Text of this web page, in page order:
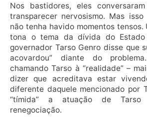
Nos bastidores, eles
transparecer nervosismo. Mas
não tenha havido momentos tensos.
tona o tema da dívida do
governador Tarso Genro disse que
acovardou” diante do
chamando Tarso à “realidade” –
dizer que acreditava estar
diferente daquele mencionado por
“tímida” a atuação de
renegociação.